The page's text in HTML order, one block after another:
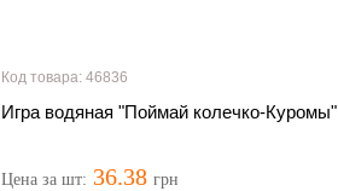
Код товара: 46836
Игра водяная "Поймай колечко-Куромы"
Ценаза шт: 36.38 грн